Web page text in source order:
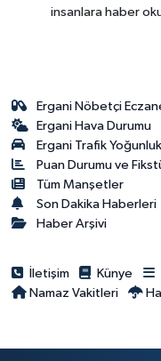
insanlara haber
Ergani Nöbetçi
Ergani Hava Durumu
Ergani Trafik
Puan Durumu ve
Tüm Manşetler
Son Dakika Haberleri
Haber Arşivi
İletişim Künye
Namaz Vakitleri